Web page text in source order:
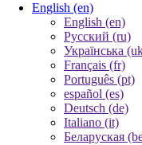
English (en)
English (en)
Русский (ru)
Українська
Français (fr)
Português (pt)
español (es)
Deutsch (de)
Italiano (it)
Беларуская